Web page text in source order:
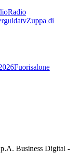
Radio
Zuppa di
Fuorisalone
Business Digital -